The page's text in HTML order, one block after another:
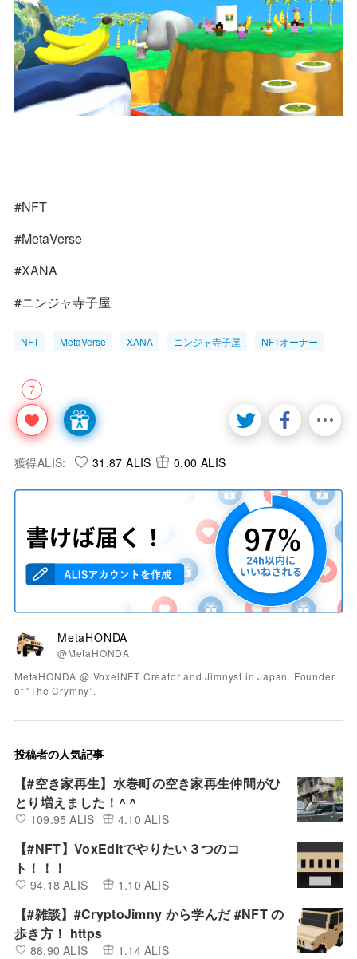
#NFT
#MetaVerse
#XANA
#ニンジャ寺子屋
NFT MetaVerse XANA ニンジャ寺子屋 NFTオーナー
7
獲得ALIS: 31.87 ALIS 0.00 ALIS
MetaHONDA
@MetaHONDA
MetaHONDA @ VoxelNFT Creator and Jimnyst in Japan. Founder
of “The Crymny”.
投稿者の人気記事
【#空き家再生】水巻町の空き家再生仲間がひ
とり増えました！^ ^
109.95 ALIS 4.10 ALIS
【#NFT】VoxEditでやりたい３つのコ
ト！！！
94.18 ALIS 1.10 ALIS
【#雑談】#CryptoJimny から学んだ #NFT の
歩き方！ https
88.90 ALIS 1.14 ALIS